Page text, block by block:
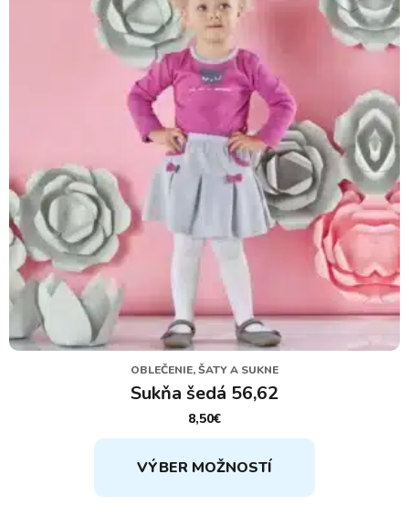
si
môžete
vybrať
stránke
produktu.
OBLEČENIE, ŠATY A SUKNE
Sukňa šedá 56,62
8,50€
VÝBER MOŽNOSTÍ
Tento
produkt
má